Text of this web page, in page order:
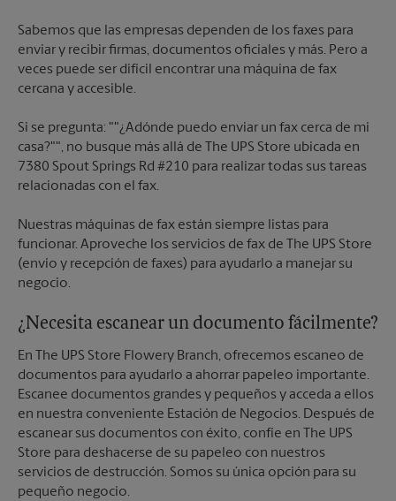
Sabemos que las empresas dependen de los faxes para
enviar y recibir firmas, documentos oficiales y más. Pero a
veces puede ser difícil encontrar una máquina de fax
cercana y accesible.
Si se pregunta: ""¿Adónde puedo enviar un fax cerca de mi
casa?"", no busque más allá de The UPS Store ubicada en
7380 Spout Springs Rd #210 para realizar todas sus tareas
relacionadas con el fax.
Nuestras máquinas de fax están siempre listas para
funcionar. Aproveche los servicios de fax de The UPS Store
(envío y recepción de faxes) para ayudarlo a manejar su
negocio.
¿Necesita escanear un documento fácilmente?
En The UPS Store Flowery Branch, ofrecemos escaneo de
documentos para ayudarlo a ahorrar papeleo importante.
Escanee documentos grandes y pequeños y acceda a ellos
en nuestra conveniente Estación de Negocios. Después de
escanear sus documentos con éxito, confíe en The UPS
Store para deshacerse de su papeleo con nuestros
servicios de destrucción. Somos su única opción para su
pequeño negocio.